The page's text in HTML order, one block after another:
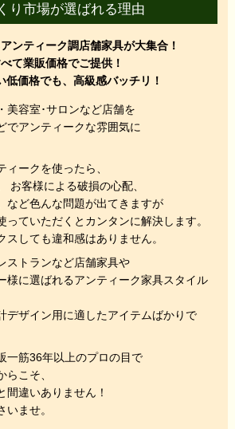
り市場が選ばれる理由
ンティーク調店舗家具が大集合！
て業販価格でご提供！
低価格でも、高級感バッチリ！
美容室･サロンなど店舗を
でアンティークな雰囲気に
ィークを使ったら、
お客様による破損の心配、
など色んな問題が出てきますが
っていただくと カンタンに解決します。
スしても違和感はありません。
ストランなど店舗家具や
様に選ばれるアンティーク家具スタイル
デザイン用に適したアイテムばかりで
一筋36年以上のプロの目で
こそ、
間違いありません！
いませ。